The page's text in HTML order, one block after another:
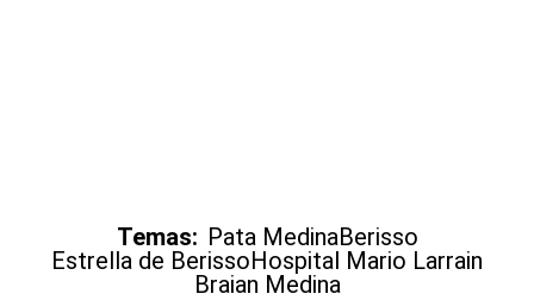
Temas: Pata MedinaBerisso
Estrella de BerissoHospital Mario Larrain
Braian Medina